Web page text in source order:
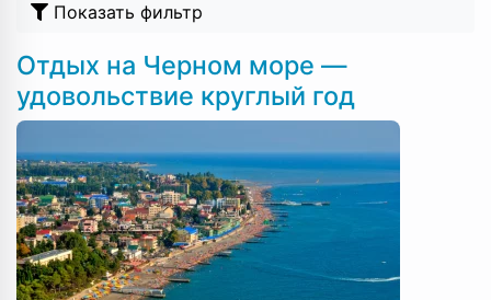
Показать фильтр
Отдых на Черном море —
удовольствие круглый год